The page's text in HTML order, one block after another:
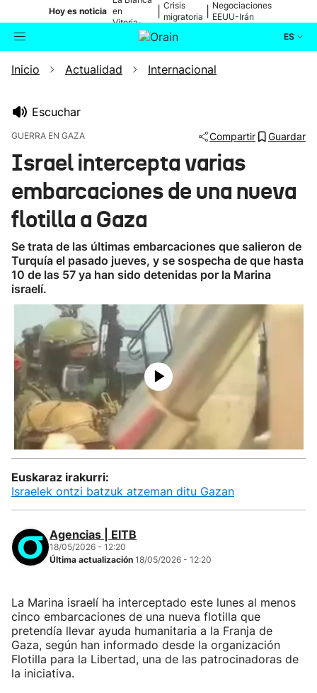
Hoy es noticia en
Vitoria-
Gasteiz
Crisis
migratoria
Negociaciones
EEUU-Irán
ES
Buscador Actualidad
Ikusmiran
Eguraldia
Inicio Actualidad Internacional
Escuchar
GUERRA EN GAZA Compartir Guardar
Israel intercepta varias
embarcaciones de una nueva
flotilla a Gaza
Se trata de las últimas embarcaciones que salieron de
Turquía el pasado jueves, y se sospecha de que hasta
10 de las 57 ya han sido detenidas por la Marina
israelí.
Euskaraz irakurri:
Israelek ontzi batzuk atzeman ditu Gazan
Agencias | EITB
18/05/2026 - 12:20
Última actualización 18/05/2026 - 12:20
La Marina israelí ha interceptado este lunes al menos
cinco embarcaciones de una nueva flotilla que
pretendía llevar ayuda humanitaria a la Franja de
Gaza, según han informado desde la organización
Flotilla para la Libertad, una de las patrocinadoras de
la iniciativa.